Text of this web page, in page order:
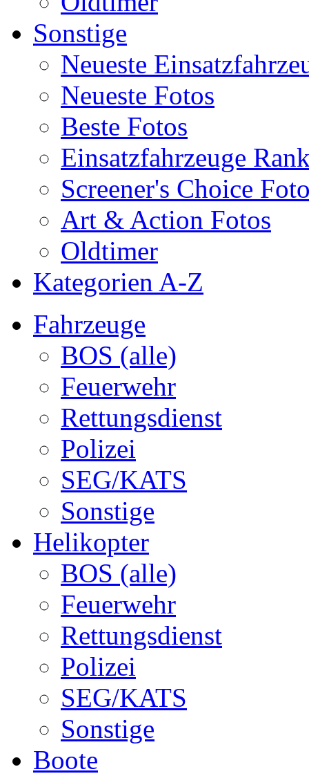
Sonstige
Neueste
Neueste Fotos
Beste Fotos
Einsatzfahrzeuge
Screener's Choice
Art & Action Fotos
Oldtimer
Kategorien A-Z
Fahrzeuge
BOS (alle)
Feuerwehr
Rettungsdienst
Polizei
SEG/KATS
Sonstige
Helikopter
BOS (alle)
Feuerwehr
Rettungsdienst
Polizei
SEG/KATS
Sonstige
Boote